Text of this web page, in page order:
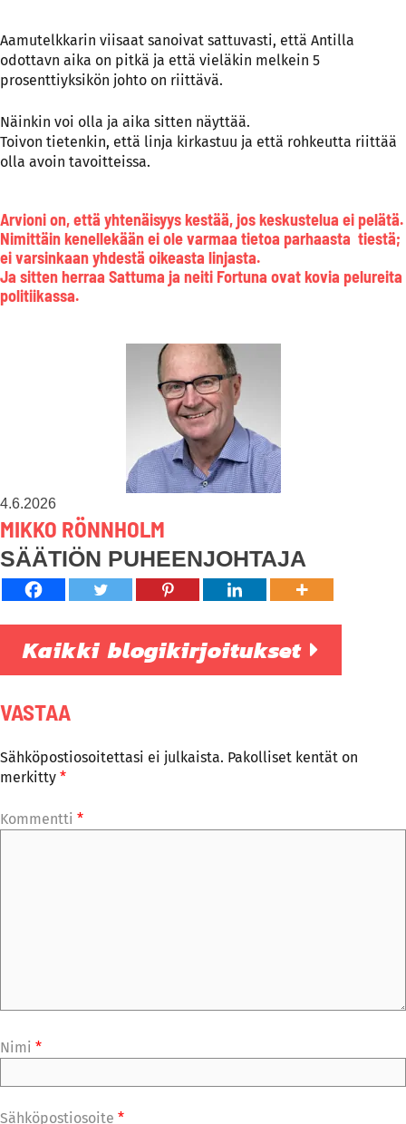
Aamutelkkarin viisaat sanoivat sattuvasti, että Antilla
odottavn aika on pitkä ja että vieläkin melkein 5
prosenttiyksikön johto on riittävä.
Näinkin voi olla ja aika sitten näyttää.
Toivon tietenkin, että linja kirkastuu ja että rohkeutta riittää
olla avoin tavoitteissa.
Arvioni on, että yhtenäisyys kestää, jos keskustelua ei pelätä.
Nimittäin kenellekään ei ole varmaa tietoa parhaasta tiestä;
ei varsinkaan yhdestä oikeasta linjasta.
Ja sitten herraa Sattuma ja neiti Fortuna ovat kovia pelureita
politiikassa.
4.6.2026
MIKKO RÖNNHOLM
SÄÄTIÖN PUHEENJOHTAJA
Kaikki blogikirjoitukset
VASTAA
Sähköpostiosoitettasi ei julkaista. Pakolliset kentät on
merkitty *
Kommentti *
Nimi *
Sähköpostiosoite *